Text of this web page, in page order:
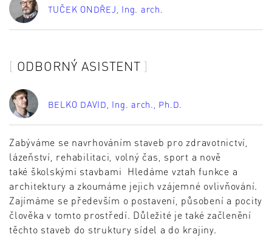
TUČEK ONDŘEJ , Ing. arch.
ODBORNÝ ASISTENT
BELKO DAVID , Ing. arch., Ph.D.
Zabýváme se navrhováním staveb pro zdravotnictví,
lázeňství, rehabilitaci, volný čas, sport a nově
také školskými stavbami Hledáme vztah funkce a
architektury a zkoumáme jejich vzájemné ovlivňování.
Zajímáme se především o postavení, působení a pocity
člověka v tomto prostředí. Důležité je také začlenění
těchto staveb do struktury sídel a do krajiny.